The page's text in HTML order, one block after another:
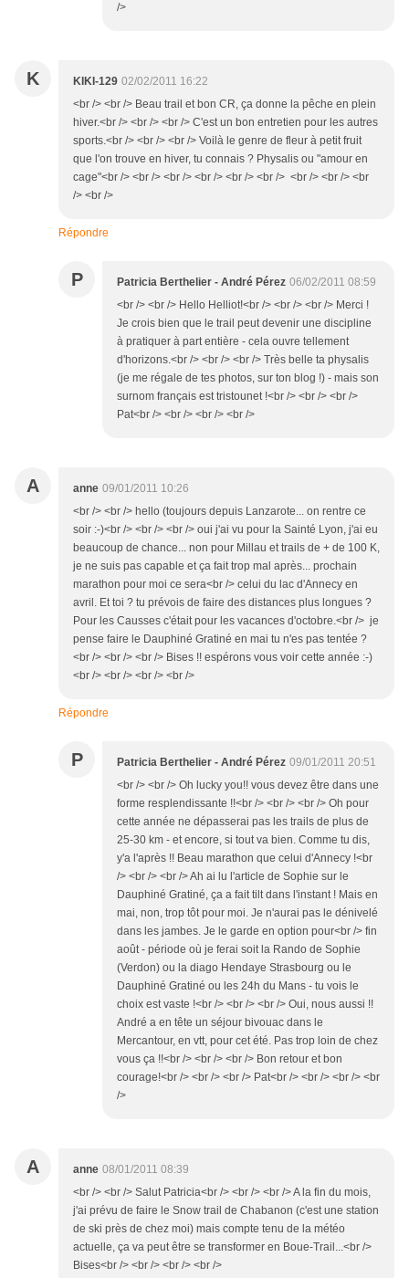
/>
K KIKI-129 02/02/2011 16:22
<br /> <br /> Beau trail et bon CR, ça donne la pêche en plein
hiver.<br /> <br /> <br /> C'est un bon entretien pour les autres
sports.<br /> <br /> <br /> Voilà le genre de fleur à petit fruit
que l'on trouve en hiver, tu connais ? Physalis ou "amour en
cage"<br /> <br /> <br /> <br /> <br /> <br /> <br /> <br /> <br
/> <br />
Répondre
P Patricia Berthelier - André Pérez 06/02/2011 08:59
<br /> <br /> Hello Helliot!<br /> <br /> <br /> Merci !
Je crois bien que le trail peut devenir une discipline
à pratiquer à part entière - cela ouvre tellement
d'horizons.<br /> <br /> <br /> Très belle ta physalis
(je me régale de tes photos, sur ton blog !) - mais son
surnom français est tristounet !<br /> <br /> <br />
Pat<br /> <br /> <br /> <br />
A anne 09/01/2011 10:26
<br /> <br /> hello (toujours depuis Lanzarote... on rentre ce
soir :-)<br /> <br /> <br /> oui j'ai vu pour la Sainté Lyon, j'ai eu
beaucoup de chance... non pour Millau et trails de + de 100 K,
je ne suis pas capable et ça fait trop mal après... prochain
marathon pour moi ce sera<br /> celui du lac d'Annecy en
avril. Et toi ? tu prévois de faire des distances plus longues ?
Pour les Causses c'était pour les vacances d'octobre.<br /> je
pense faire le Dauphiné Gratiné en mai tu n'es pas tentée ?
<br /> <br /> <br /> Bises !! espérons vous voir cette année :-)
<br /> <br /> <br /> <br />
Répondre
P Patricia Berthelier - André Pérez 09/01/2011 20:51
<br /> <br /> Oh lucky you!! vous devez être dans une
forme resplendissante !!<br /> <br /> <br /> Oh pour
cette année ne dépasserai pas les trails de plus de
25-30 km - et encore, si tout va bien. Comme tu dis,
y'a l'après !! Beau marathon que celui d'Annecy !<br
/> <br /> <br /> Ah ai lu l'article de Sophie sur le
Dauphiné Gratiné, ça a fait tilt dans l'instant ! Mais en
mai, non, trop tôt pour moi. Je n'aurai pas le dénivelé
dans les jambes. Je le garde en option pour<br /> fin
août - période où je ferai soit la Rando de Sophie
(Verdon) ou la diago Hendaye Strasbourg ou le
Dauphiné Gratiné ou les 24h du Mans - tu vois le
choix est vaste !<br /> <br /> <br /> Oui, nous aussi !!
André a en tête un séjour bivouac dans le
Mercantour, en vtt, pour cet été. Pas trop loin de chez
vous ça !!<br /> <br /> <br /> Bon retour et bon
courage!<br /> <br /> <br /> Pat<br /> <br /> <br /> <br
/>
A anne 08/01/2011 08:39
<br /> <br /> Salut Patricia<br /> <br /> <br /> A la fin du mois,
j'ai prévu de faire le Snow trail de Chabanon (c'est une station
de ski près de chez moi) mais compte tenu de la météo
actuelle, ça va peut être se transformer en Boue-Trail...<br />
Bises<br /> <br /> <br /> <br />